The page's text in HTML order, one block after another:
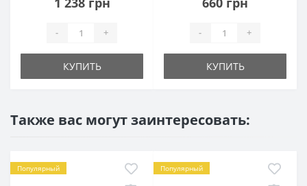
- +
КУПИТЬ
- +
КУПИТЬ
Также вас могут заинтересовать:
Популярный Популярный